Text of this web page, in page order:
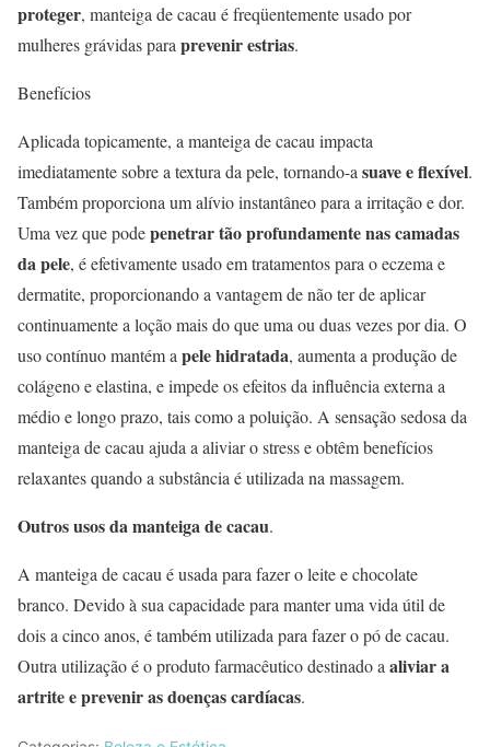
proteger, manteiga de cacau é freqüentemente usado por
mulheres grávidas para prevenir estrias.
Benefícios
Aplicada topicamente, a manteiga de cacau impacta
imediatamente sobre a textura da pele, tornando-a suave e flexível.
Também proporciona um alívio instantâneo para a irritação e dor.
Uma vez que podepenetrar tão profundamente nas camadas
da pele, é efetivamente usado em tratamentos para o eczema e
dermatite, proporcionando a vantagem de não ter de aplicar
continuamente a loção mais do que uma ou duas vezes por dia. O
uso contínuo mantém a pele hidratada, aumenta a produção de
colágeno e elastina, e impede os efeitos da influência externa a
médio e longo prazo, tais como a poluição. A sensação sedosa da
manteiga de cacau ajuda a aliviar o stress e obtêm benefícios
relaxantes quando a substância é utilizada na massagem.
Outros usos da manteiga de cacau.
A manteiga de cacau é usada para fazer o leite e chocolate
branco. Devido à sua capacidade para manter uma vida útil de
dois a cinco anos, é também utilizada para fazer o pó de cacau.
Outra utilização é o produto farmacêutico destinado a aliviar a
artrite e prevenir as doenças cardíacas.